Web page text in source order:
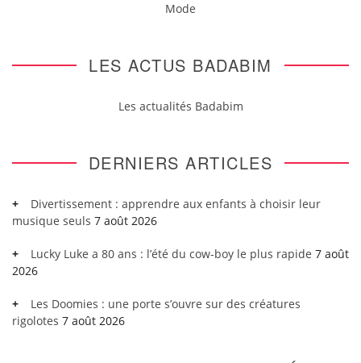
Mode
LES ACTUS BADABIM
Les actualités Badabim
DERNIERS ARTICLES
Divertissement : apprendre aux enfants à choisir leur
musique seuls 7 août 2026
Lucky Luke a 80 ans : l’été du cow-boy le plus rapide 7 août
2026
Les Doomies : une porte s’ouvre sur des créatures
rigolotes 7 août 2026